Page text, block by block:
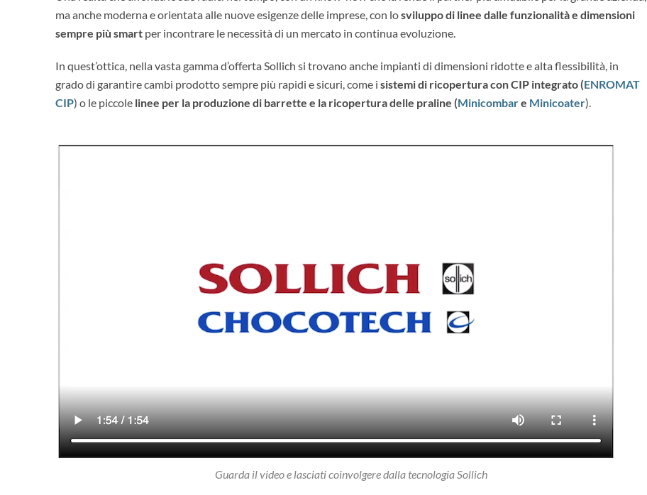
ma anche moderna e orientata alle nuove esigenze delle imprese, con losviluppo di linee dalle funzionalità e dimensioni
sempre più smart per incontrare le necessità di un mercato in continua evoluzione.
In quest’ottica, nella vasta gamma d’offerta Sollich si trovano anche impianti di dimensioni ridotte e alta flessibilità, in
grado di garantire cambi prodotto sempre più rapidi e sicuri, come i sistemi di ricopertura con CIP integrato (ENROMAT
CIP) o le piccole linee per la produzione di barrette e la ricopertura delle praline (Minicombare Minicoater).
Guarda il video e lasciati coinvolgere dalla tecnologia Sollich